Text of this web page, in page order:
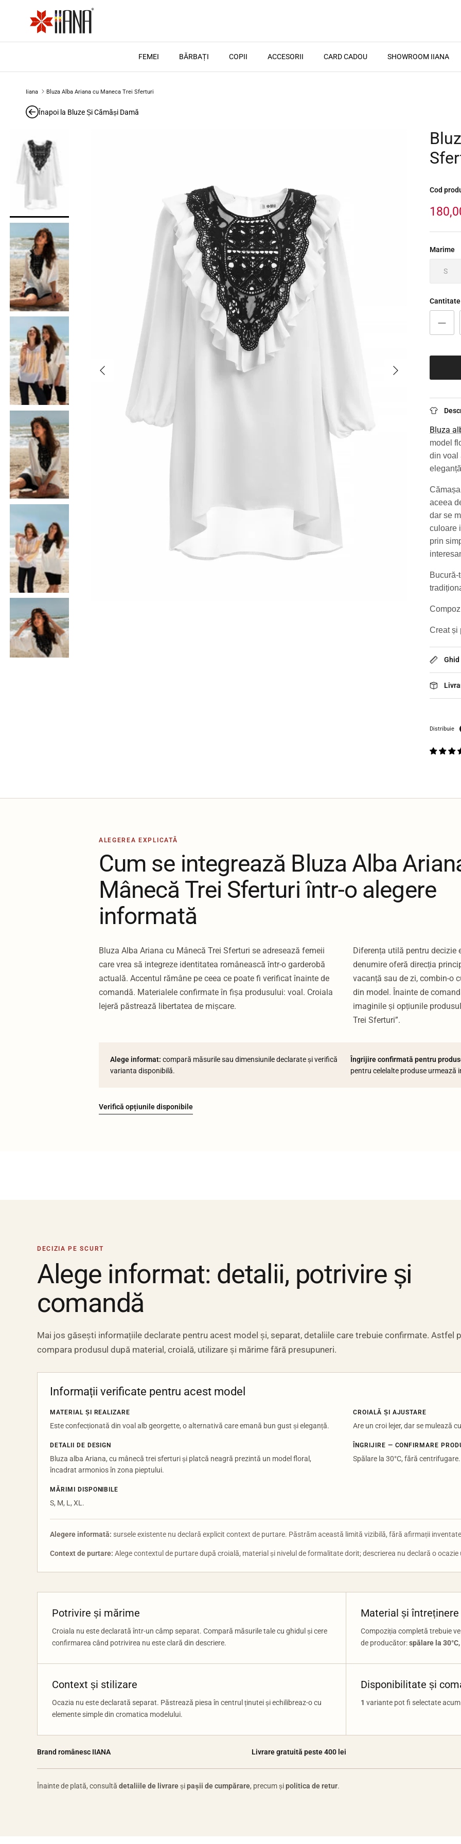
FEMEI BĂRBAȚI COPII ACCESORII CARD CADOU SHOWROOM IIANA
Iiana Bluza Alba Ariana cu Maneca Trei Sferturi
Înapoi la Bluze Și Cămăși Damă
Înapoi Înainte
Cod
Marime
S
Cantitate
Bluza
model
din voal
aceea
dar se
culoare
prin
Creat și
Distribuie
ALEGEREA EXPLICATĂ
Cum se integrează Bluza Alba
Mânecă Trei Sferturi într-o alegere
informată
Bluza Alba Ariana cu Mânecă Trei Sferturi se adresează femeii
care vrea să integreze identitatea românească într-o garderobă
actuală. Accentul rămâne pe ceea ce poate fi verificat înainte de
comandă. Materialele confirmate în fișa produsului: voal. Croiala
lejeră păstrează libertatea de mișcare.
Diferența utilă pentru decizie
denumire oferă direcția
vacanță sau de zi, combin-o
din model. Înainte de
imaginile și opțiunile
Trei Sferturi”.
Alege informat: compară măsurile sau dimensiunile declarate și verifică
varianta disponibilă.
Îngrijire confirmată pentru
pentru celelalte produse urmează
Verifică opțiunile disponibile
DECIZIA PE SCURT
Alege informat: detalii, potrivire și
comandă
Mai jos găsești informațiile declarate pentru acest model și, separat, detaliile care trebuie confirmate. Astfel
compara produsul după material, croială, utilizare și mărime fără presupuneri.
Informații verificate pentru acest model
MATERIAL ȘI REALIZARE
Este confecționată din voal alb georgette, o alternativă care emană bun gust și eleganță.
CROIALĂ ȘI AJUSTARE
Are un croi lejer, dar se mulează
DETALII DE DESIGN
Bluza alba Ariana, cu mânecă trei sferturi și platcă neagră prezintă un model floral,
încadrat armonios în zona pieptului.
ÎNGRIJIRE — CONFIRMARE
Spălare la 30°C, fără centrifugare.
MĂRIMI DISPONIBILE
S, M, L, XL.
Alegere informată: sursele existente nu declară explicit context de purtare. Păstrăm această limită vizibilă, fără afirmații
Context de purtare: Alege contextul de purtare după croială, material și nivelul de formalitate dorit; descrierea nu declară o
Potrivire și mărime
Croiala nu este declarată într-un câmp separat. Compară măsurile tale cu ghidul și cere
confirmarea când potrivirea nu este clară din descriere.
Material și întreținere
Compoziția completă trebuie
de producător:spălare la
Context și stilizare
Ocazia nu este declarată separat. Păstrează piesa în centrul ținutei și echilibreaz-o cu
elemente simple din cromatica modelului.
Disponibilitate și
1 variante pot fi selectate
Brand românesc IIANA Livrare gratuită peste 400 lei
Înainte de plată, consultă detaliile de livrare șipașii de cumpărare, precum șipolitica de retur.